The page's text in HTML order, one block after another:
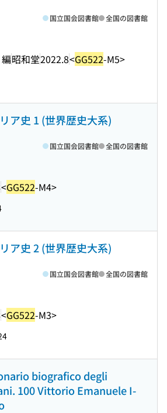
昭和堂2022.8<GG522-M5>
国立国会図書館 全国の図書館
ア史 1 (世界歴史大系)
<GG522-M4>
国立国会図書館 全国の図書館
ア史 2 (世界歴史大系)
<GG522-M3>
国立国会図書館 全国の図書館
biografico degli
100 Vittorio Emanuele I-